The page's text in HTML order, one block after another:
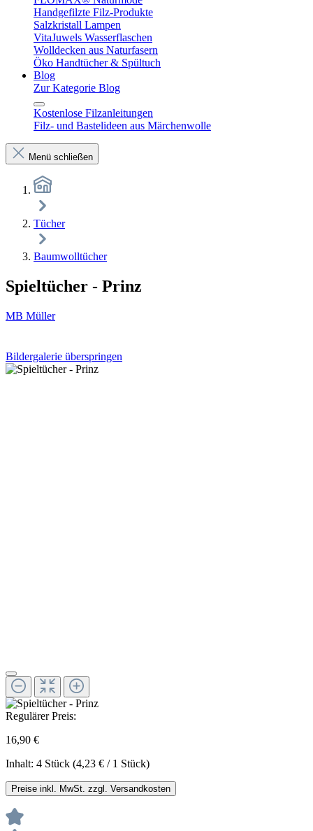
Handgefilzte Filz-Produkte
Salzkristall Lampen
VitaJuwels Wasserflaschen
Wolldecken aus Naturfasern
Öko Handtücher & Spültuch
Blog
Zur Kategorie Blog
Kostenlose Filzanleitungen
Filz- und Bastelideen aus Märchenwolle
Menü schließen
Tücher
Baumwolltücher
Spieltücher - Prinz
MB Müller
Bildergalerie überspringen
Regulärer Preis:
16,90 €
Inhalt: 4 Stück (4,23 € / 1 Stück)
Preise inkl. MwSt. zzgl. Versandkosten